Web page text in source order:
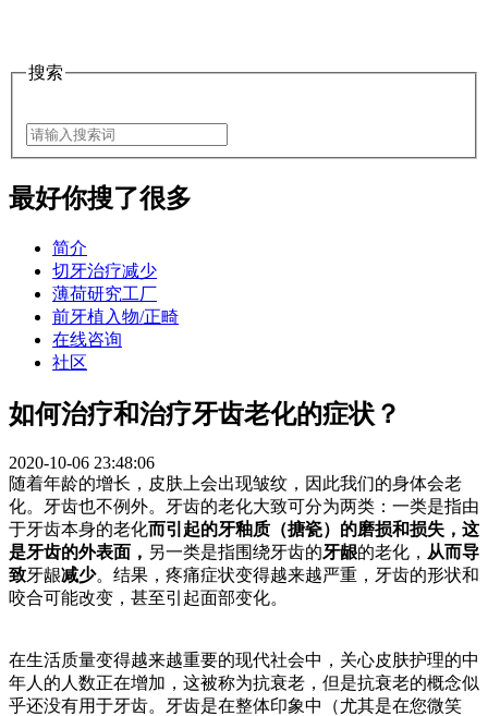
搜索
最好你搜了很多
简介
切牙治疗减少
薄荷研究工厂
前牙植入物/正畸
在线咨询
社区
如何治疗和治疗牙齿老化的症状？
2020-10-06 23:48:06
随着年龄的增长，皮肤上会出现皱纹，因此我们的身体会老
化。
牙齿也不例外。 牙齿的老化大致可分为两类：一类是指由
于牙齿本身的老化而引起的牙釉质（搪瓷）的磨损和损失，这
是牙齿的外表面， 另一类是指围绕牙齿的牙龈的老化， 从而导
致牙龈减少。 结果，疼痛症状变得越来越严重，牙齿的形状和
咬合可能改变，甚至引起面部变化。
在生活质量变得越来越重要的现代社会中，关心皮肤护理的中
年人的人数正在增加，这被称为抗衰老，但是抗衰老的概念似
乎还没有用于牙齿。
牙齿是在整体印象中（尤其是在您微笑